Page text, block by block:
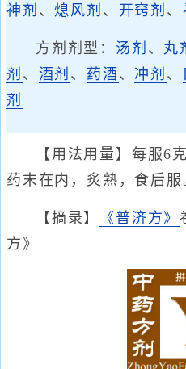
神剂 、熄风剂 、 开窍剂 、
方剂剂型： 汤剂 、 丸
剂 、 酒剂 、 药酒 、 冲剂 、
剂
【用法用量】每服6
药末在内，炙熟，食后服
【摘录】 《普济方》
方》